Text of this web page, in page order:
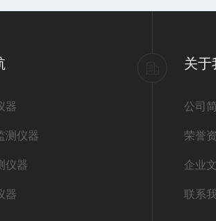
器
测仪器
仪器
器
关于
公司
荣誉
企业
联系